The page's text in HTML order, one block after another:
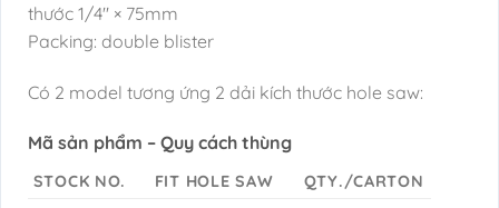
thước 1/4″ × 75mm
Packing: double blister
Có 2 model tương ứng 2 dải kích thước hole saw:
Mã sản phẩm – Quy cách thùng
STOCK NO. FIT HOLE SAW QTY./CARTON